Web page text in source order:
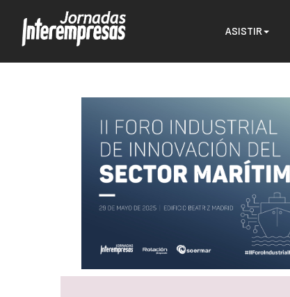
ASISTIR